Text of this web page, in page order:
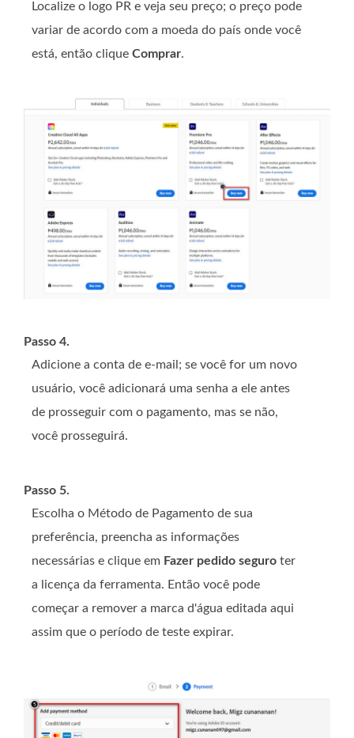
Localize o logo PR e veja seu preço; o preço pode
variar de acordo com a moeda do país onde você
está, então clique Comprar.
Passo 4.
Adicione a conta de e-mail; se você for um novo
usuário, você adicionará uma senha a ele antes
de prosseguir com o pagamento, mas se não,
você prosseguirá.
Passo 5.
Escolha o Método de Pagamento de sua
preferência, preencha as informações
necessárias e clique em Fazer pedido seguro ter
a licença da ferramenta. Então você pode
começar a remover a marca d'água editada aqui
assim que o período de teste expirar.